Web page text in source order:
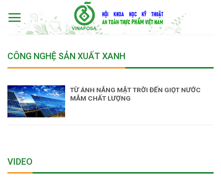
content
CÔNG NGHỆ SẢN XUẤT XANH
TỪ ÁNH NẮNG MẶT TRỜI ĐẾN GIỌT NƯỚC
MẮM CHẤT LƯỢNG
VIDEO